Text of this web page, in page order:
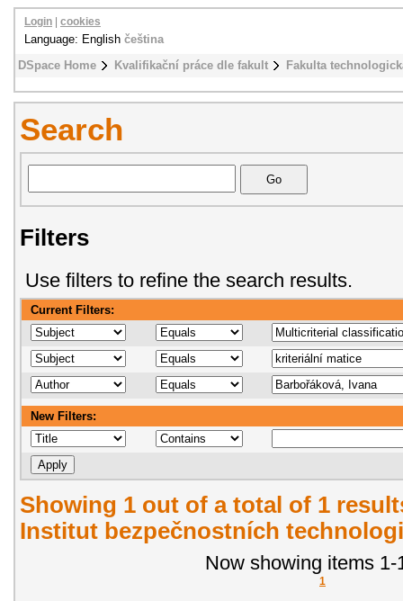
DSpace Home Kvalifikační práce dle fakult Fakulta
Login cookies
Language: English čeština
Search
Filters
Use filters to refine the search results.
Current Filters:
New Filters:
Showing 1 out of a total of 1
Institut bezpečnostních
Now showing items 1-
1